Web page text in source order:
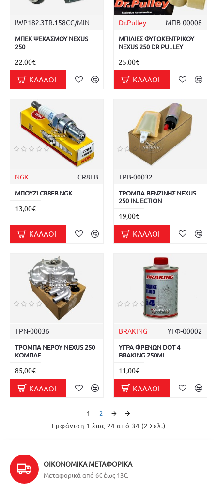
IWP182.3TR.158CC/MIN
ΜΠΕΚ ΨΕΚΑΣΜΟΥ NEXUS
250
22,00€
ΚΑΛΆΘΙ
Dr.Pulley ΜΠΒ-00008
ΜΠΙΛΙΕΣ ΦΥΓΟΚΕΝΤΡΙΚΟΥ
NEXUS 250 DR PULLEY
25,00€
ΚΑΛΆΘΙ
NGK CR8EB
ΜΠΟΥΖΙ CR8EB NGK
13,00€
ΚΑΛΆΘΙ
ΤΡΒ-00032
ΤΡΟΜΠΑ ΒΕΝΖΙΝΗΣ NEXUS
250 INJECTION
19,00€
ΚΑΛΆΘΙ
ΤΡΝ-00036
ΤΡΟΜΠΑ ΝΕΡΟΥ NEXUS 250
ΚΟΜΠΛΕ
85,00€
ΚΑΛΆΘΙ
BRAKING ΥΓΦ-00002
ΥΓΡΑ ΦΡΕΝΩΝ DOT 4
BRAKING 250ML
11,00€
ΚΑΛΆΘΙ
1
2
Εμφάνιση 1 έως 24 από 34 (2 Σελ.)
ΟΙΚΟΝΟΜΙΚΆ ΜΕΤΑΦΟΡΙΚΆ
Μεταφορικά από 6€ έως 13€.